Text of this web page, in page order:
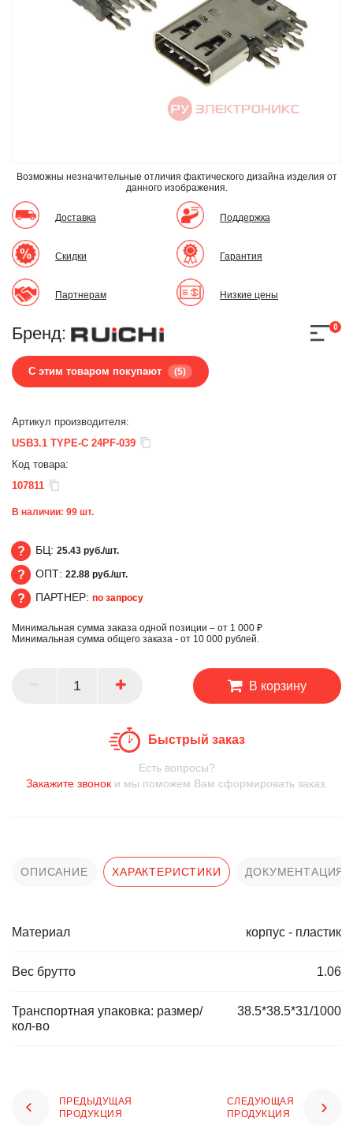
Возможны незначительные отличия фактического дизайна изделия от
данного изображения.
Доставка
Скидки
Партнерам
Поддержка
Гарантия
Низкие цены
Бренд:
С этим товаром покупают (5)
0
Артикул производителя:
USB3.1 TYPE-C 24PF-039
Код товара:
107811
В наличии: 99 шт.
БЦ
БЦ: 25.43 руб./шт.
ОПТ
ОПТ: 22.88 руб./шт.
ПАРТНЕР
ПАРТНЕР: по запросу
Минимальная сумма заказа одной позиции – от 1 000 ₽
Минимальная сумма общего заказа - от 10 000 рублей.
В корзину
Быстрый заказ
Есть вопросы?
Закажите звоноки мы поможем Вам сформировать заказ.
ОПИСАНИЕ ХАРАКТЕРИСТИКИ ДОКУМЕНТАЦИЯ
Материал корпус - пластик
Вес брутто 1.06
Транспортная упаковка: размер/
кол-во
38.5*38.5*31/1000
ПРЕДЫДУЩАЯ
ПРОДУКЦИЯ
СЛЕДУЮЩАЯ
ПРОДУКЦИЯ